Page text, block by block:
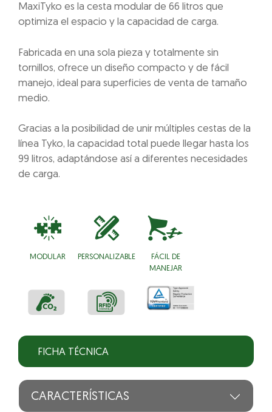
MaxiTyko es la cesta modular de 66 litros que
optimiza el espacio y la capacidad de carga.
Fabricada en una sola pieza y totalmente sin
tornillos, ofrece un diseño compacto y de fácil
manejo, ideal para superficies de venta de tamaño
medio.
Gracias a la posibilidad de unir múltiples cestas de la
línea Tyko, la capacidad total puede llegar hasta los
99 litros, adaptándose así a diferentes necesidades
de carga.
MODULAR PERSONALIZABLE
FÁCIL DE
MANEJAR
FICHA TÉCNICA
CARACTERÍSTICAS